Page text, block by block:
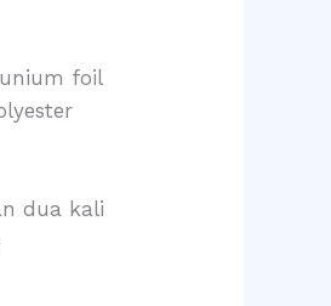
foil
dua kali